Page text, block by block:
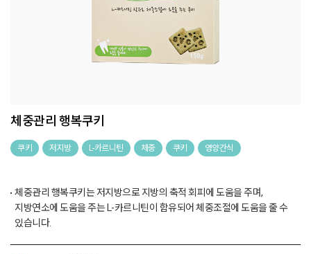
체중관리 행복쿠키
쿠키 저지방 L-카르니틴 체중 쿠키 영양간식
체중관리 행복쿠키는 저지방으로 지방의 축적 회피에 도움을 주며,
지방연소에 도움을 주는 L-카르니틴이 함유되어 체중조절에 도움을 줄 수
있습니다.